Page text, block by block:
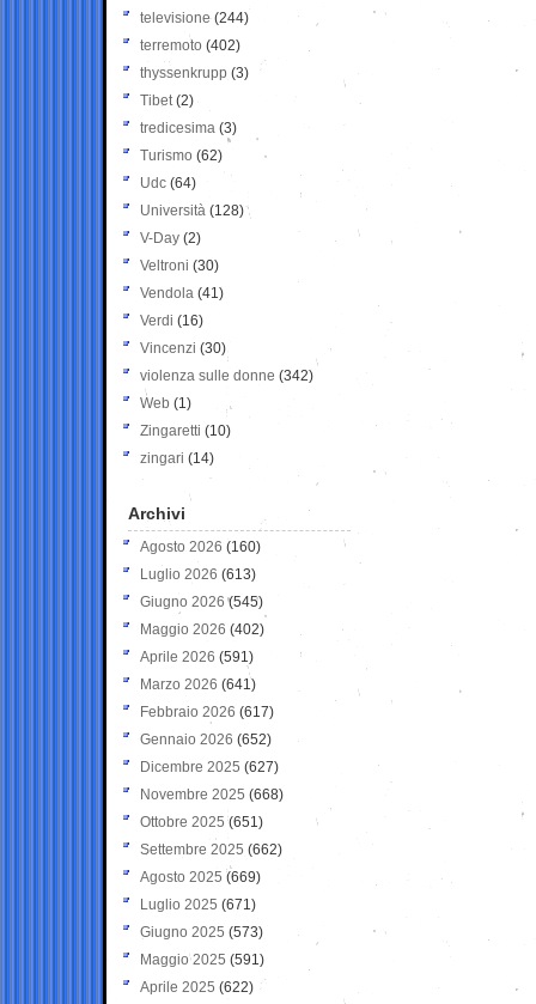
televisione(244)
terremoto (402)
thyssenkrupp (3)
Tibet(2)
tredicesima (3)
Turismo (62)
Udc (64)
Università (128)
V-Day (2)
Veltroni (30)
Vendola (41)
Verdi (16)
Vincenzi (30)
violenza sulle donne (342)
Web (1)
Zingaretti (10)
zingari (14)
Archivi
Agosto 2026 (160)
Luglio 2026 (613)
Giugno 2026 (545)
Maggio 2026 (402)
Aprile 2026 (591)
Marzo 2026 (641)
Febbraio 2026 (617)
Gennaio 2026 (652)
Dicembre 2025 (627)
Novembre 2025 (668)
Ottobre 2025 (651)
Settembre 2025 (662)
Agosto 2025 (669)
Luglio 2025 (671)
Giugno 2025 (573)
Maggio 2025 (591)
Aprile 2025 (622)